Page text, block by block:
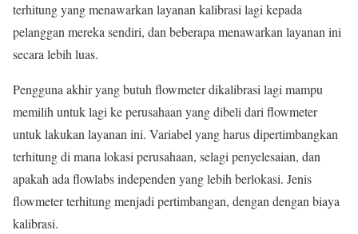
terhitung yang menawarkan layanan kalibrasi lagi kepada
pelanggan mereka sendiri, dan beberapa menawarkan layanan ini
secara lebih luas.
Pengguna akhir yang butuh flowmeter dikalibrasi lagi mampu
memilih untuk lagi ke perusahaan yang dibeli dari flowmeter
untuk lakukan layanan ini. Variabel yang harus dipertimbangkan
terhitung di mana lokasi perusahaan, selagi penyelesaian, dan
apakah ada flowlabs independen yang lebih berlokasi. Jenis
flowmeter terhitung menjadi pertimbangan, dengan dengan biaya
kalibrasi.